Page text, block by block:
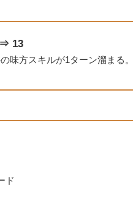
13
味方スキルが1ターン溜まる。
ド